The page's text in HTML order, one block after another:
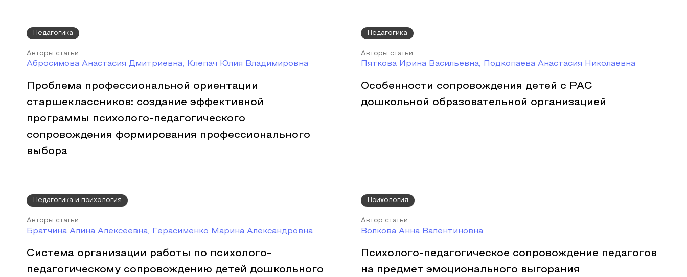
Педагогика
Авторы статьи
Абросимова Анастасия Дмитриевна, Клепач Юлия Владимировна
Проблема профессиональной ориентации
старшеклассников: создание эффективной
программы психолого-педагогического
сопровождения формирования профессионального
выбора
Педагогика
Авторы статьи
Пяткова Ирина Васильевна, Подкопаева Анастасия Николаевна
Особенности сопровождения детей с РАС
дошкольной образовательной организацией
Педагогика и психология
Авторы статьи
Братчина Алина Алексеевна, Герасименко Марина Александровна
Система организации работы по психолого-
педагогическому сопровождению детей дошкольного
Психология
Автор статьи
Волкова Анна Валентиновна
Психолого-педагогическое сопровождение педагогов
на предмет эмоционального выгорания